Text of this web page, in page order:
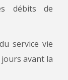
débits de
service vie
avant la